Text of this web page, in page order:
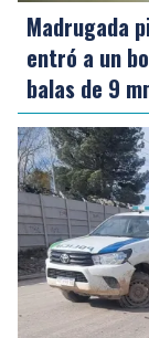
Madrugada
entró a un
balas de 9